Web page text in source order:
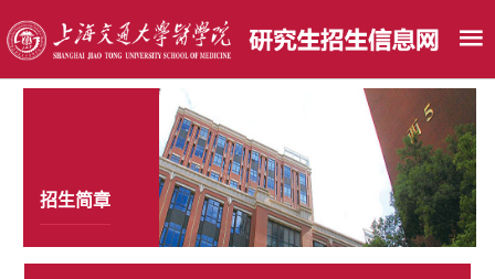
招生简章